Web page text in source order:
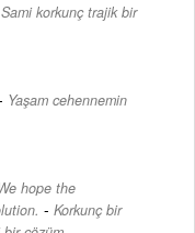
Sami korkunç trajik bir
Yaşam cehennemin
hope the
- Korkunç bir